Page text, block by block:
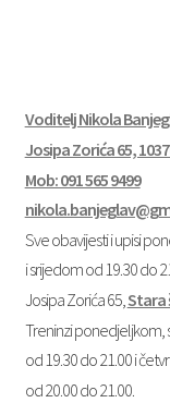
Voditelj Nikola
Josipa Zorića 65,
Mob: 091 565 9499
Sve obavijesti i upisi
i srijedom od 19.30 do
Josipa Zorića 65,Stara
Treninzi ponedjeljkom,
od 19.30 do 21.00 i
od 20.00 do 21.00.